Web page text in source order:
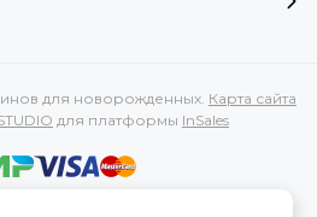
для новорожденных. Карта сайта
для платформы InSales